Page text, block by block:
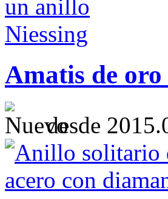
Amatis de
desde